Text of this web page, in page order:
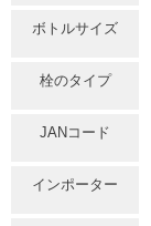
ボトルサイズ
栓のタイプ
JANコード
インポーター